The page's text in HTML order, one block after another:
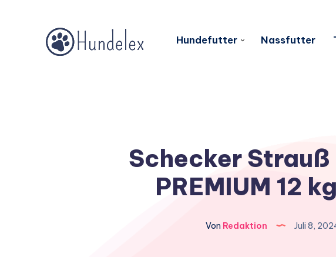
Hundefutter Nassfutter
Schecker Strauß
PREMIUM 12
Von Redaktion Juli 8,